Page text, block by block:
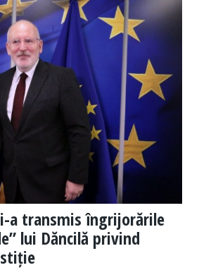
a transmis îngrijorările
lui Dăncilă privind